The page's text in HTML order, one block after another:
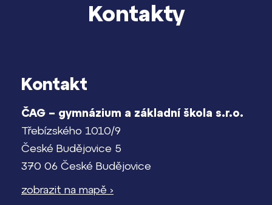
Kontakty
Kontakt
ČAG – gymnázium a základní škola s.r.o.
Třebízského 1010/9
České Budějovice 5
370 06 České Budějovice
zobrazit na mapě ›